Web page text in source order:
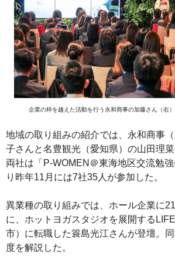
企業の枠を越えた活動を行う永和商事の加藤さん（右
地域の取り組みの紹介では、永和商事
子さんと名豊観光（愛知県）の山田理菜
両社は「P‐WOMEN＠東海地区交流勉
り昨年11月には7社35人が参加した。
異業種の取り組みでは、ホール企業に
に、ホットヨガスタジオを展開する
市）に転職した簑島光江さんが登壇。
度を解説した。